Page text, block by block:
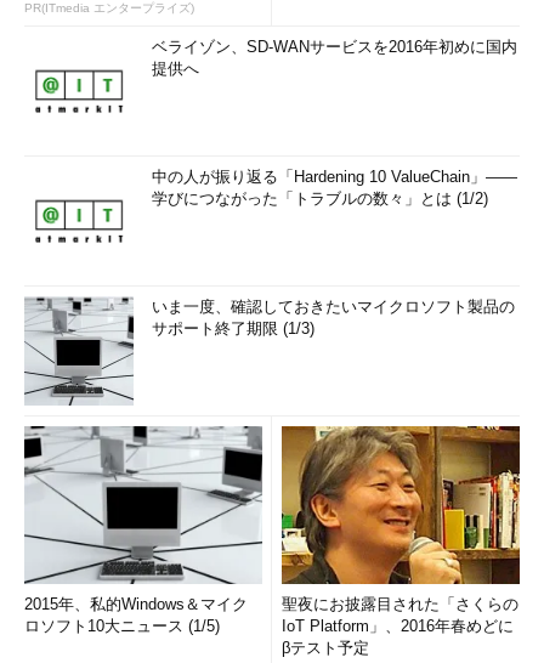
PR(ITmedia エンタープライズ)
ベライゾン、SD-WANサービスを2016年初めに国内
提供へ
中の人が振り返る「Hardening 10 ValueChain」――
学びにつながった「トラブルの数々」とは (1/2)
いま一度、確認しておきたいマイクロソフト製品の
サポート終了期限 (1/3)
2015年、私的Windows＆マイク
ロソフト10大ニュース (1/5)
聖夜にお披露目された「さくらの
IoT Platform」、2016年春めどに
βテスト予定